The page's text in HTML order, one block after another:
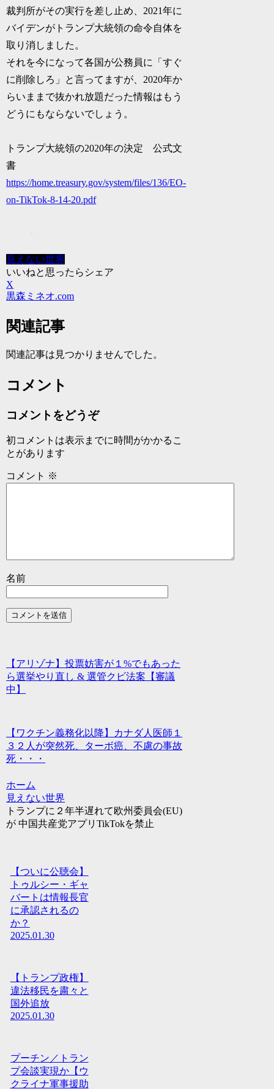
裁判所がその実行を差し止め、2021年に
バイデンがトランプ大統領の命令自体を
取り消しました。
それを今になって各国が公務員に「すぐ
に削除しろ」と言ってますが、2020年か
らいままで抜かれ放題だった情報はもう
どうにもならないでしょう。
トランプ大統領の2020年の決定 公式文
書
https://home.treasury.gov/system/files/136/EO-
on-TikTok-8-14-20.pdf
見えない世界
いいねと思ったらシェア
X
黒森ミネオ.com
関連記事
関連記事は見つかりませんでした。
コメント
コメントをどうぞ
初コメントは表示までに時間がかかるこ
とがあります
コメント ※
名前
【アリゾナ】投票妨害が１%でもあった
ら選挙やり直し & 選管クビ法案【審議
中】
【ワクチン義務化以降】カナダ人医師１
３２人が突然死、ターボ癌、不慮の事故
死・・・
ホーム
見えない世界
トランプに２年半遅れて欧州委員会(EU)
が 中国共産党アプリTikTokを禁止
【ついに公聴会】
トゥルシー・ギャ
バートは情報長官
に承認されるの
か？
2025.01.30
【トランプ政権】
違法移民を粛々と
国外追放
2025.01.30
プーチン／トラン
プ会談実現か【ウ
クライナ軍事援助